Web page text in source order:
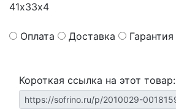
41х33х4
Оплата Доставка Гарантия
Короткая ссылка на этот товар: